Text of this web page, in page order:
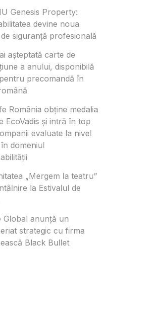
Genesis Property:
devine noua
siguranță profesională
așteptată carte de
a anului, disponibilă
precomandă în
România obține medalia
EcoVadis și intră în top
evaluate la nivel
domeniul
„Mergem la teatru”
la Estivalul de
Global anunță un
strategic cu firma
Black Bullet